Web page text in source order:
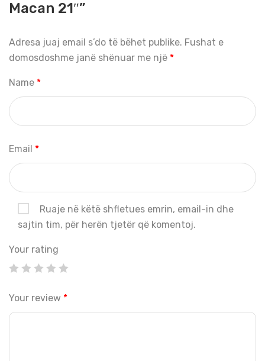
Macan 21″”
Adresa juaj email s’do të bëhet publike. Fushat e
domosdoshme janë shënuar me një *
Name *
Email *
Ruaje në këtë shfletues emrin, email-in dhe
sajtin tim, për herën tjetër që komentoj.
Your rating
Your review *